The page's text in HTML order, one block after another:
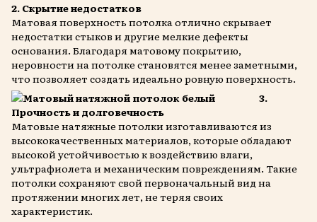
2. Скрытие недостатков
Матовая поверхность потолка отлично скрывает
недостатки стыков и другие мелкие дефекты
основания. Благодаря матовому покрытию,
неровности на потолке становятся менее заметными,
что позволяет создать идеально ровную поверхность.
3.
Прочность и долговечность
Матовые натяжные потолки изготавливаются из
высококачественных материалов, которые обладают
высокой устойчивостью к воздействию влаги,
ультрафиолета и механическим повреждениям. Такие
потолки сохраняют свой первоначальный вид на
протяжении многих лет, не теряя своих
характеристик.